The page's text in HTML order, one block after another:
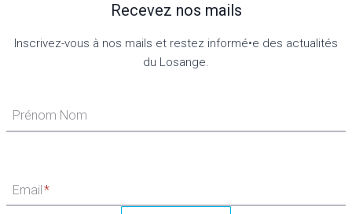
Recevez nos mails
Inscrivez-vous à nos mails et restez informé•e des actualités
du Losange.
Prénom Nom
Email*